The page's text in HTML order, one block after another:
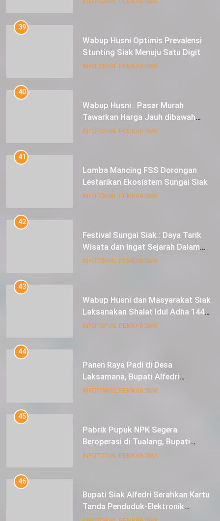
39
Wabup Husni Optimis Prevalensi
Stunting Siak Menuju Satu Digit
40
Wabup Husni : Pasar Murah
Tawarkan Harga Jauh dibawah
Pasar Tradisional
41
Lomba Mancing FSS Dorongan
Lestarikan Ekosistem Sungai Siak
42
Festival Sungai Siak : Daya Tarik
Wisata dan Ingat Sejarah Dalam
Lestarikan Peradaban
43
Wabup Husni dan Masyarakat Siak
Laksanakan Shalat Idul Adha 1445
44
Panen Raya Padi di Desa
Laksamana, Bupati Alfedri
Serahkan 16 Unit Mesin Pompa Air
dan 1 Cultivator
45
Pabrik Pupuk NPK Segera
Beroperasi di Tualang, Bupati
Alfedri Investasi ini Tingkatkan
Ekonomi Masyarakat
46
Bupati Siak Alfedri Serahkan Kartu
Tanda Penduduk-Elektronik